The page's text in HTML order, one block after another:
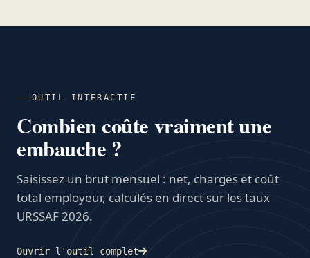
OUTIL INTERACTIF
Combien coûte vraiment une
embauche ?
Saisissez un brut mensuel : net, charges et coût
total employeur, calculés en direct sur les taux
URSSAF 2026.
Ouvrir l'outil complet